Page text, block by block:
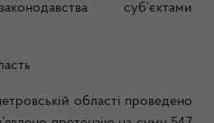
суб’єктами
області проведено